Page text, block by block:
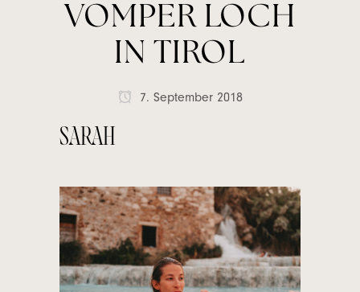
VOMPER LOCH
IN TIROL
7. September 2018
SARAH